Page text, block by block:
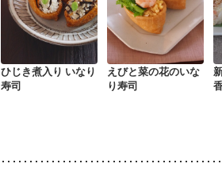
ひじき煮入り いなり
寿司
えびと菜の花のいな
り寿司